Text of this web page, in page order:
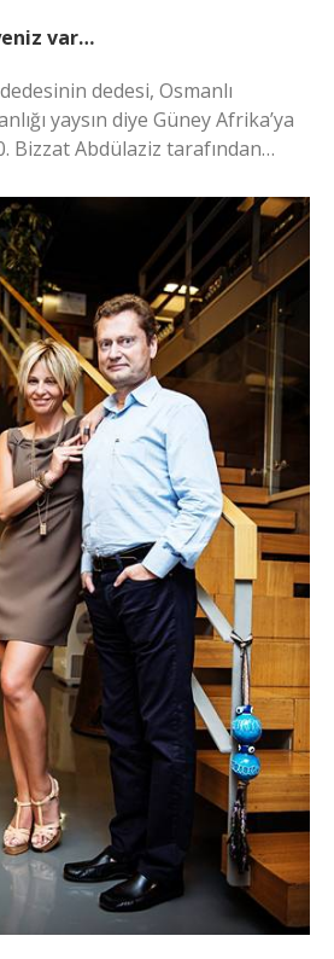
var…
dedesi, Osmanlı
yaysın diye Güney Afrika’ya
Bizzat Abdülaziz tarafından…